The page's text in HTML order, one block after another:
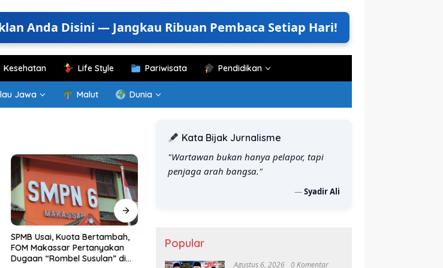
Anda Disini — Jangkau Ribuan Pembaca Setiap Hari!
Kesehatan Life Style Pariwisata Pendidikan
Jawa Malut Dunia
SPMB Usai, Kuota Bertambah,
FOM Makassar Pertanyakan
Dugaan “Rombel Susulan” di
KKN Tematik Literasi UNHAS
Gelar Seminar Program Kerja,
Kata Bijak Jurnalisme
"Wartawan bukan hanya pelapor, tapi
penjaga arah bangsa."
—Syadir Ali
Popular
Agustus 6, 2026 0 Komentar